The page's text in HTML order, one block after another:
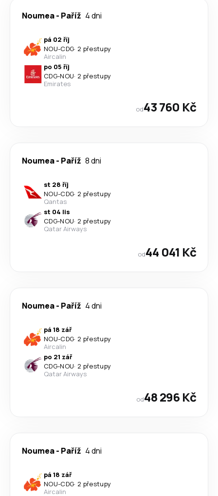
Noumea- Paříž 4 dni
pá 02 říj
NOU-CDG· 2 přestupy
Aircalin
po 05 říj
CDG-NOU· 2 přestupy
Emirates
od43 760 Kč
Noumea- Paříž 8 dni
st 28 říj
NOU-CDG· 2 přestupy
Qantas
st 04 lis
CDG-NOU· 2 přestupy
Qatar Airways
od44 041 Kč
Noumea- Paříž 4 dni
pá 18 zář
NOU-CDG· 2 přestupy
Aircalin
po 21 zář
CDG-NOU· 2 přestupy
Qatar Airways
od48 296 Kč
Noumea- Paříž 4 dni
pá 18 zář
NOU-CDG· 2 přestupy
Aircalin